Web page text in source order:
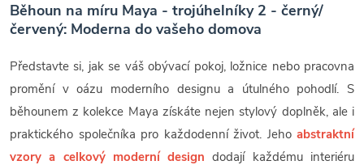
Běhoun na míru Maya - trojúhelníky 2 - černý/
červený: Moderna do vašeho domova
Představte si, jak se váš obývací pokoj, ložnice nebo pracovna
promění v oázu moderního designu a útulného pohodlí. S
běhounem z kolekce Maya získáte nejen stylový doplněk, ale i
praktického společníka pro každodenní život. Jeho abstraktní
vzory a celkový moderní design dodají každému interiéru